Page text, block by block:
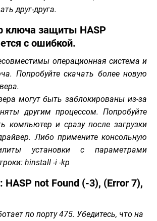
друг-друга.
ключа защиты HASP
с ошибкой.
операционная система и
Попробуйте скачать более новую
могут быть заблокированы из-за
другим процессом. Попробуйте
компьютер и сразу после загрузки
Либо примените консольную
установки с параметрами
hinstall -i -kp
not Found (-3), (Error 7),
по порту 475. Убедитесь, что на